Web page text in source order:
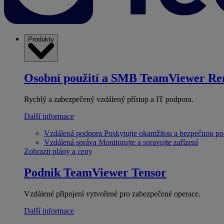
Produkty
Osobní použití a SMB TeamViewer
Rychlý a zabezpečený vzdálený přístup a IT podpora.
Další informace
Vzdálená podpora Poskytujte okamžitou a bezpečnou
Vzdálená správa Monitorujte a spravujte zařízení
Zobrazit plány a ceny
Podnik TeamViewer Tensor
Vzdálené připojení vytvořené pro zabezpečené operace.
Další informace